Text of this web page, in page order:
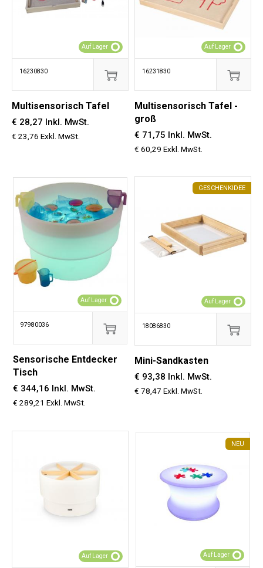
16230830
Auf Lager
Multisensorisch Tafel
€ 28,27 Inkl. MwSt.
€ 23,76 Exkl. MwSt.
16231830
Auf Lager
Multisensorisch Tafel -
groß
€ 71,75 Inkl. MwSt.
€ 60,29 Exkl. MwSt.
97980036
Auf Lager
Sensorische Entdecker
Tisch
€ 344,16 Inkl. MwSt.
€ 289,21 Exkl. MwSt.
GESCHENKIDEE
18086830
Auf Lager
Mini-Sandkasten
€ 93,38 Inkl. MwSt.
€ 78,47 Exkl. MwSt.
Auf Lager
NEU
Auf Lager